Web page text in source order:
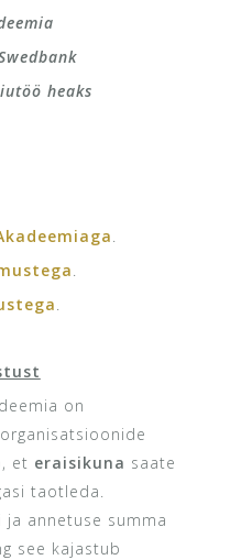
heaks
on
et eraisikuna saate
taotleda.
annetuse summa
see kajastub